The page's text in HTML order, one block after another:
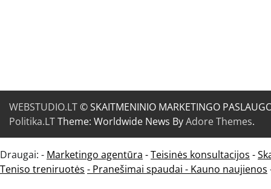
WEBSTUDIO.LT© SKAITMENINIO MARKETINGO
Politika.LTTheme: Worldwide News ByAdore Themes.
Draugai: - Marketingo agentūra -Teisinės konsultacijos -
Teniso treniruotės - Pranešimai spaudai - Kauno naujienos